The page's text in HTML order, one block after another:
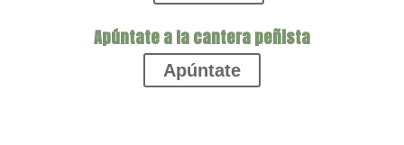
Apúntate a la cantera peñista
Apúntate